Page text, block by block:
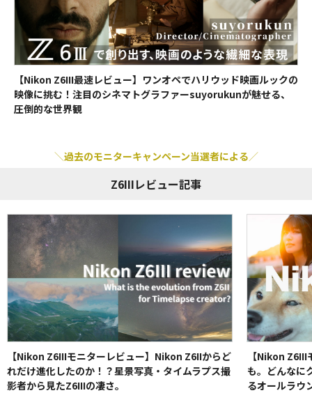
分行為を、賞品の授与後1年間行わないことにご同意いただきます。
【免責事項】
当サイトの利用または本キャンペーンに関連して発生した利用者または第
三者の損害について、VookおよびNikonは故意または重過失の無い限り一
切の責任を負わないものとします。
本キャンペーンに関するお問い合わせは
【Nikon Z6III最速レビュー】ワンオペでハリウッド映画ルックの
映像に挑む！注目のシネマトグラファーsuyorukunが魅せる、
圧倒的な世界観
過去のモニターキャンペーン当選者による
Z6IIIレビュー記事
【Nikon Z6IIIモニターレビュー】Nikon Z6IIからど
れだけ進化したのか！？星景写真・タイムラプス撮
影者から見たZ6IIIの凄さ。
【Nikon
も。どんなに
るオールラウ